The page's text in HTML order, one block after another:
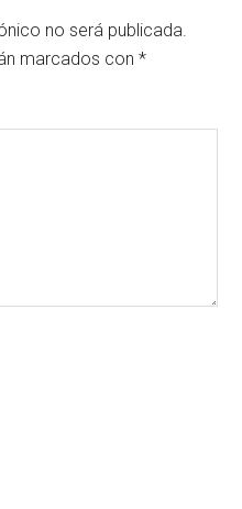
no será publicada.
marcados con*